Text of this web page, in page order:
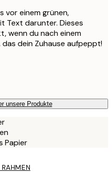
vor einem grünen,
Text darunter. Dieses
wenn du nach einem
dein Zuhause aufpeppt!
unsere Produkte
Papier